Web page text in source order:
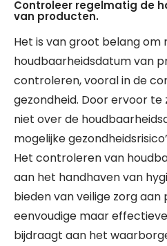
Controleer regelmatig de
van producten.
Het is van groot belang om
houdbaarheidsdatum van
controleren, vooral in de
gezondheid. Door ervoor
niet over de
mogelijke
Het controleren van
aan het handhaven van
bieden van veilige zorg aan
eenvoudige maar
bijdraagt aan het